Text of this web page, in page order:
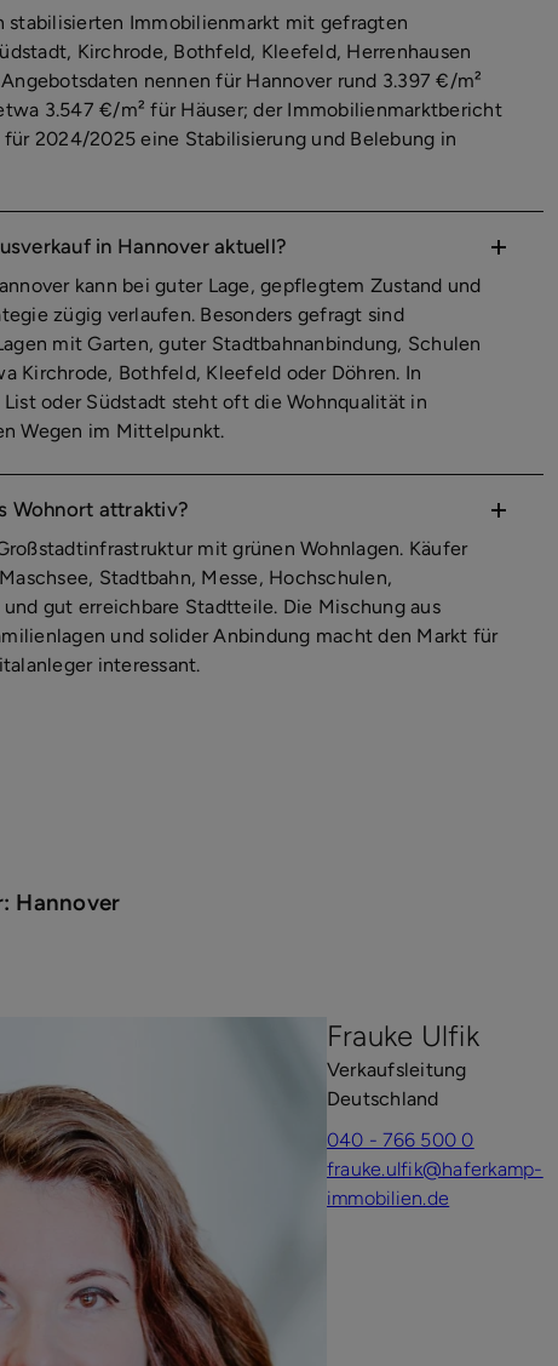
stabilisierten Immobilienmarkt mit gefragten
Kirchrode, Bothfeld, Kleefeld, Herrenhausen
nennen für Hannover rund 3.397 €/m²
3.547 €/m² für Häuser; der Immobilienmarktbericht
2024/2025 eine Stabilisierung und Belebung in
in Hannover aktuell?
kann bei guter Lage, gepflegtem Zustand und
zügig verlaufen. Besonders gefragt sind
mit Garten, guter Stadtbahnanbindung, Schulen
Kirchrode, Bothfeld, Kleefeld oder Döhren. In
List oder Südstadt steht oft die Wohnqualität in
Wegen im Mittelpunkt.
Wohnort attraktiv?
mit grünen Wohnlagen. Käufer
Stadtbahn, Messe, Hochschulen,
und gut erreichbare Stadtteile. Die Mischung aus
und solider Anbindung macht den Markt für
interessant.
Hannover
Frauke Ulfik
Verkaufsleitung
Deutschland
040 - 766 500 0
frauke.ulfik@haferkamp-
immobilien.de